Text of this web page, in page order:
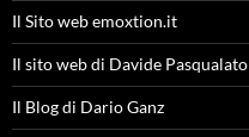
Il Sito web emoxtion.it
Il sito web di Davide Pasqualato
Il Blog di Dario Ganz